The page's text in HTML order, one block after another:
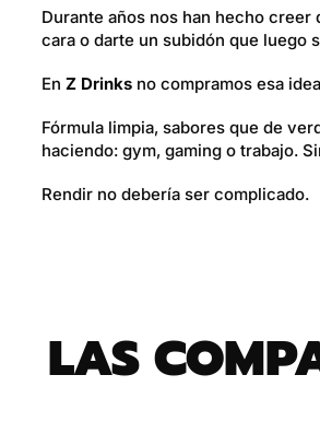
Durante años nos han hecho creer
cara o darte un subidón que luego
En Z Drinksno compramos esa
Fórmula limpia, sabores que de
haciendo: gym, gaming o trabajo.
Rendir no debería ser complicado.
LAS